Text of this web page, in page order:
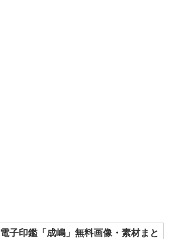
電子印鑑「成嶋」無料画像・素材まと